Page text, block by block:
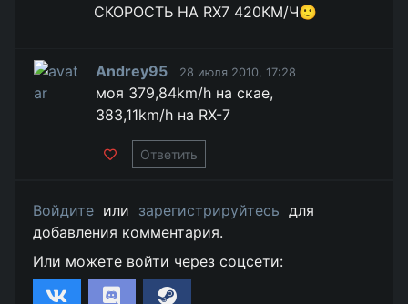
СКОРОСТЬ НА RX7 420КМ/Ч🙂
Andrey95 28 июля 2010, 17:28
моя 379,84km/h на скае,
383,11km/h на RX-7
Ответить
Войдите или зарегистрируйтесь для
добавления комментария.
Или можете войти через соцсети: